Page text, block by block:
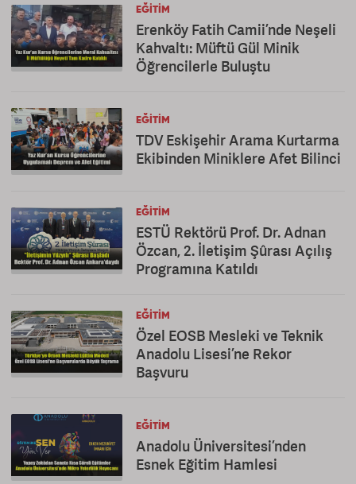
EĞITIM
Erenköy Fatih Camii’nde Neşeli
Kahvaltı: Müftü Gül Minik
Öğrencilerle Buluştu
EĞITIM
TDV Eskişehir Arama Kurtarma
Ekibinden Miniklere Afet Bilinci
EĞITIM
ESTÜ Rektörü Prof. Dr. Adnan
Özcan, 2. İletişim Şûrası Açılış
Programına Katıldı
EĞITIM
Özel EOSB Mesleki ve Teknik
Anadolu Lisesi’ne Rekor
Başvuru
EĞITIM
Anadolu Üniversitesi’nden
Esnek Eğitim Hamlesi